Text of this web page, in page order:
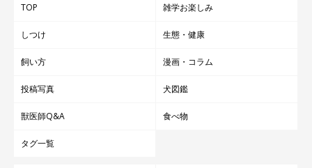
TOP 雑学お楽しみ
しつけ 生態・健康
飼い方 漫画・コラム
投稿写真 犬図鑑
獣医師Q&A 食べ物
タグ一覧